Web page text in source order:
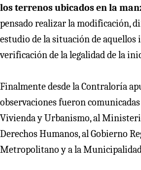
los terrenos ubicados en la
pensado realizar la modificación,
estudio de la situación de aquellos
verificación de la legalidad de la
Finalmente desde la Contraloría
observaciones fueron
Vivienda y Urbanismo, al
Derechos Humanos, al Gobierno
Metropolitano y a la Municipalidad